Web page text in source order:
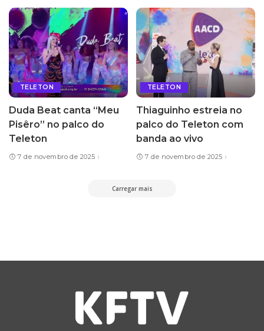
TELETON
Duda Beat canta “Meu
Pisêro” no palco do
Teleton
7 de novembro de 2025
TELETON
Thiaguinho estreia no
palco do Teleton com
banda ao vivo
7 de novembro de 2025
Carregar mais